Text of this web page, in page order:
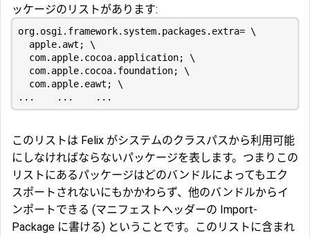
ッケージのリストがあります:
このリストは Felix がシステムのクラスパスから利用可能
にしなければならないパッケージを表します。つまりこの
リストにあるパッケージはどのバンドルによってもエク
スポートされないにもかかわらず、他のバンドルからイ
ンポートできる (マニフェストヘッダーの Import-
Package に書ける) ということです。このリストに含まれ